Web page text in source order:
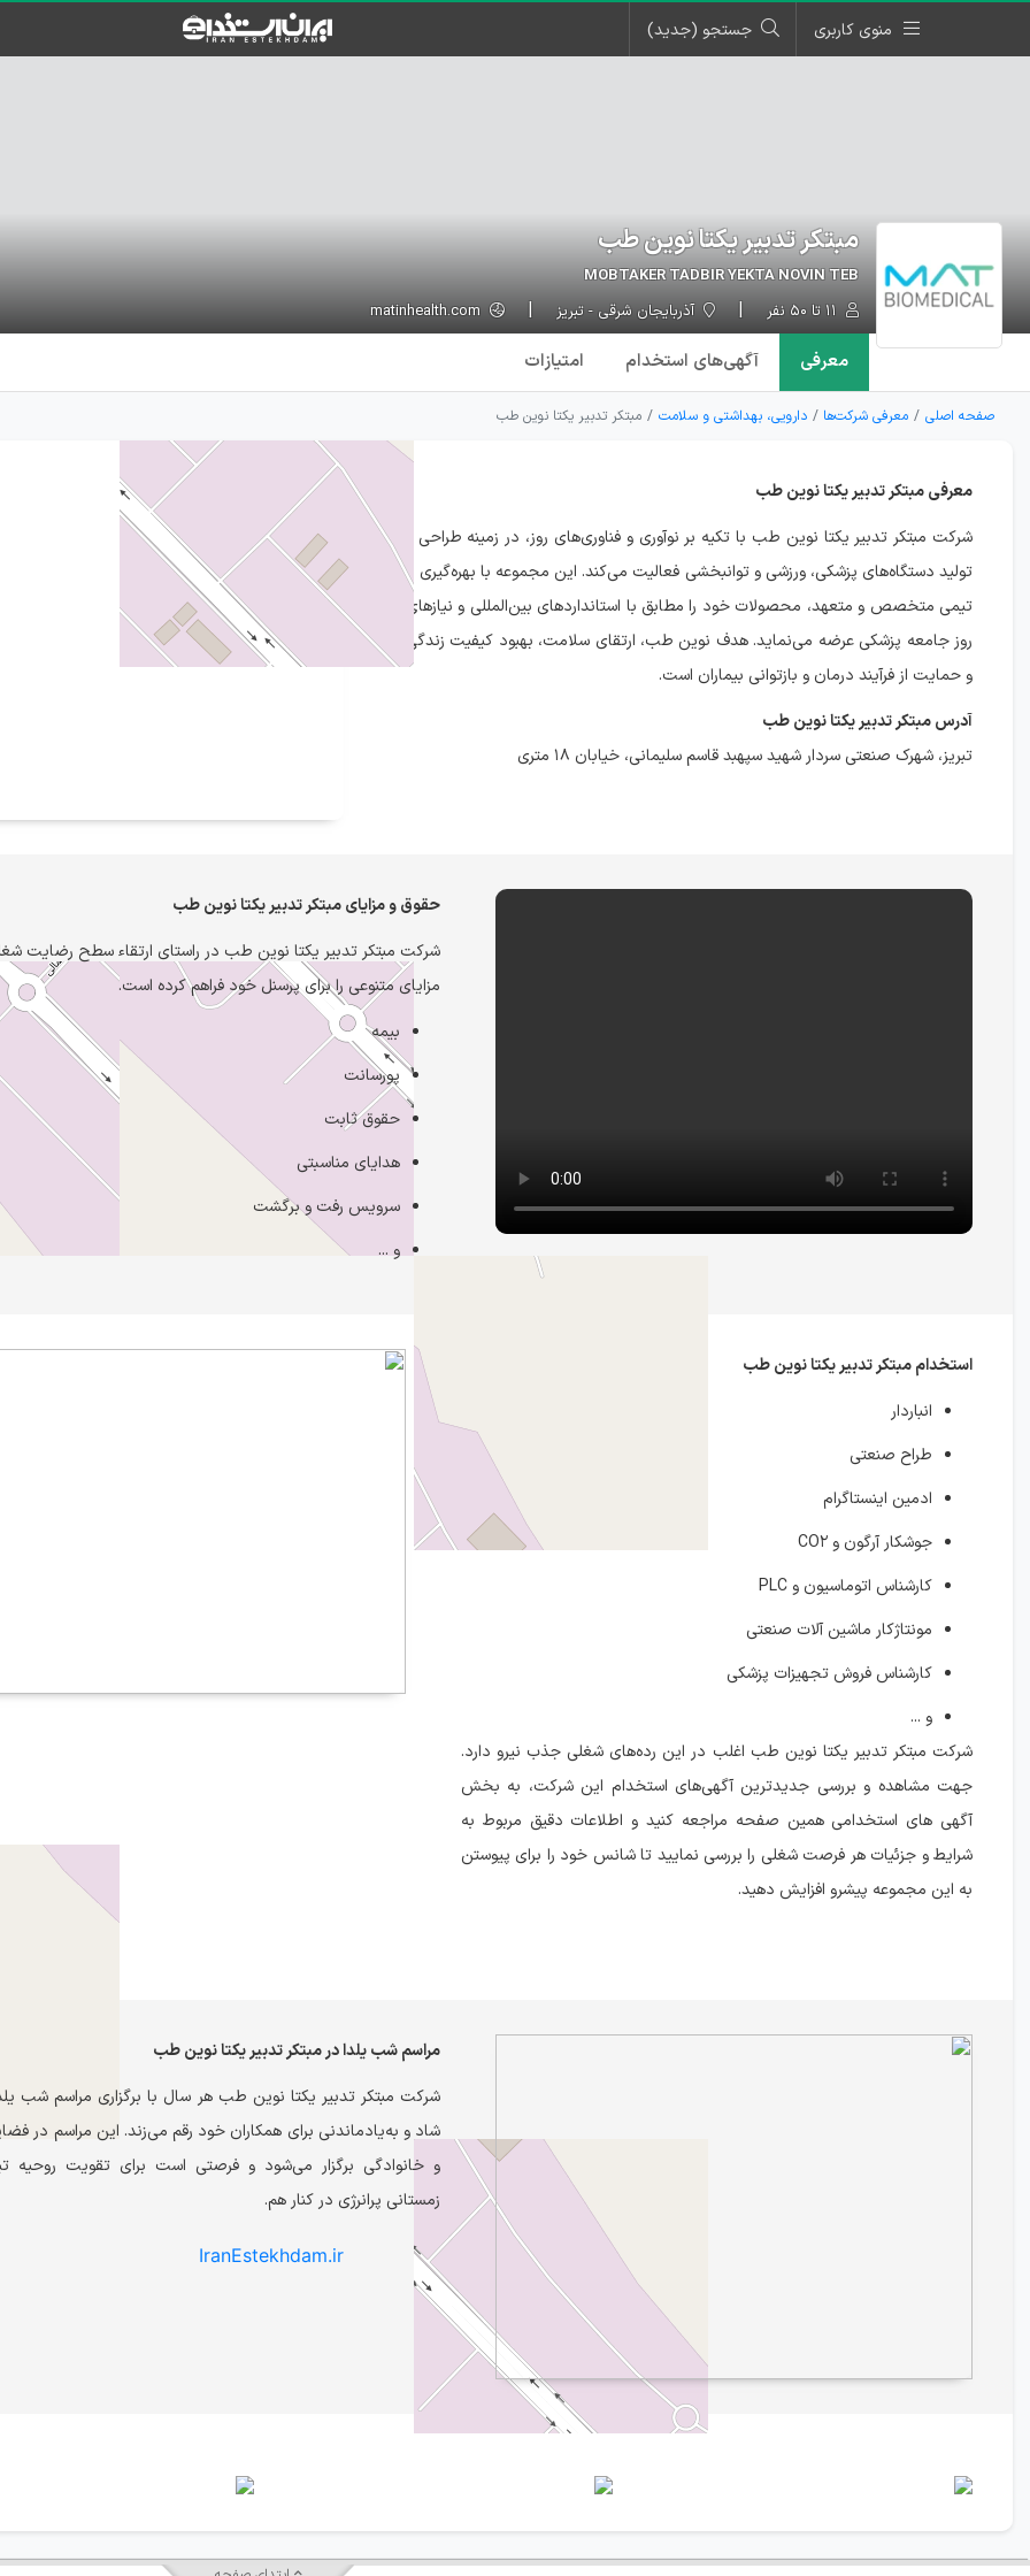
منوی کاربری جستجو (جدید)
مبتکر تدبیر یکتا نوین طب
MOBTAKER TADBIR YEKTA NOVIN TEB
آذربایجان شرقی - تبریز
معرفی آگهی‌های استخدام امتیازات
صفحه اصلی معرفی شرکت‌ها دارویی، بهداشتی و سلامت مبتکر تدبیر یکتا نوین طب
معرفی مبتکر تدبیر یکتا نوین طب
شرکت مبتکر تدبیر یکتا نوین طب با تکیه بر نوآوری و فناوری‌های روز، در زمینه طراحی و
تولید دستگاه‌های پزشکی، ورزشی و توانبخشی فعالیت می‌کند. این مجموعه با بهره‌گیری از
تیمی متخصص و متعهد، محصولات خود را مطابق با استانداردهای بین‌المللی و نیازهای
روز جامعه پزشکی عرضه می‌نماید. هدف نوین طب، ارتقای سلامت، بهبود کیفیت زندگی
و حمایت از فرآیند درمان و بازتوانی بیماران است.
آدرس مبتکر تدبیر یکتا نوین طب
تبریز، شهرک صنعتی سردار شهید سپهبد قاسم سلیمانی، خیابان ۱۸ متری
IranEstekhdam.ir
حقوق و مزایای مبتکر تدبیر یکتا نوین طب
شرکت مبتکر تدبیر یکتا نوین طب در راستای ارتقاء سطح رضایت
مزایای متنوعی را برای پرسنل خود فراهم کرده است.
بیمه
پورسانت
حقوق ثابت
هدایای مناسبتی
سرویس رفت و برگشت
و ...
استخدام مبتکر تدبیر یکتا نوین طب
انباردار
طراح صنعتی
ادمین اینستاگرام
جوشکار آرگون و CO۲
کارشناس اتوماسیون و PLC
مونتاژکار ماشین آلات صنعتی
کارشناس فروش تجهیزات پزشکی
و ...
شرکت مبتکر تدبیر یکتا نوین طب اغلب در این رده‌های شغلی جذب نیرو دارد.
جهت مشاهده و بررسی جدیدترین آگهی‌های استخدام این شرکت، به بخش
آگهی های استخدامی همین صفحه مراجعه کنید و اطلاعات دقیق مربوط به
شرایط و جزئیات هر فرصت شغلی را بررسی نمایید تا شانس خود را برای پیوستن
به این مجموعه پیشرو افزایش دهید.
مراسم شب یلدا در مبتکر تدبیر یکتا نوین طب
شرکت مبتکر تدبیر یکتا نوین طب هر سال با برگزاری مراسم شب
شاد و به‌یادماندنی برای همکاران خود رقم می‌زند. این مراسم در
و خانوادگی برگزار می‌شود و فرصتی است برای تقویت روحیه
زمستانی پرانرژی در کنار هم.